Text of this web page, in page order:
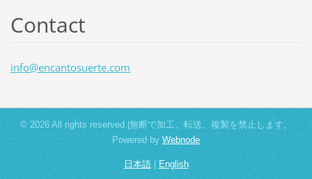
Contact
info@encantosuerte.com
© 2026 All rights reserved.|無断で加工、転送、複製を禁止します。
Powered byWebnode
日本語|English